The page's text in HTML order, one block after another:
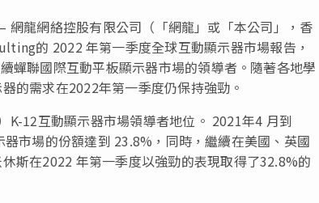
龍網絡控股有限公司（「網龍」或「本公司」，香
的 2022 年第一季度全球互動顯示器市場報告，
蟬聯國際互動平板顯示器市場的領導者。隨著各地學
的需求在2022年第一季度仍保持強勁。
12互動顯示器市場領導者地位。 2021年4 月到
市場的份額達到 23.8%，同時，繼續在美國、英國
斯在2022 年第一季度以強勁的表現取得了32.8%的